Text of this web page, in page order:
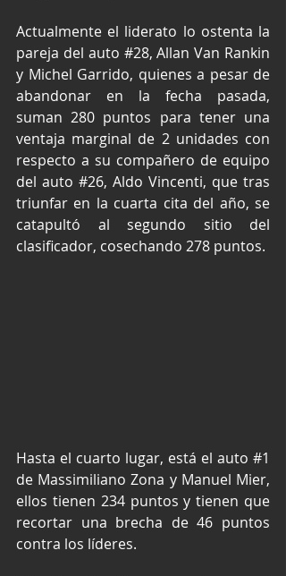
Actualmente el liderato lo ostenta la
pareja del auto #28, Allan Van Rankin
y Michel Garrido, quienes a pesar de
abandonar en la fecha pasada,
suman 280 puntos para tener una
ventaja marginal de 2 unidades con
respecto a su compañero de equipo
del auto #26, Aldo Vincenti, que tras
triunfar en la cuarta cita del año, se
catapultó al segundo sitio del
clasificador, cosechando 278 puntos.
Hasta el cuarto lugar, está el auto #1
de Massimiliano Zona y Manuel Mier,
ellos tienen 234 puntos y tienen que
recortar una brecha de 46 puntos
contra los líderes.